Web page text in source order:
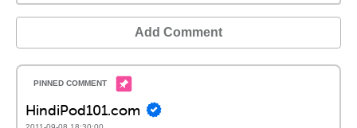
Add Comment
HindiPod101.com